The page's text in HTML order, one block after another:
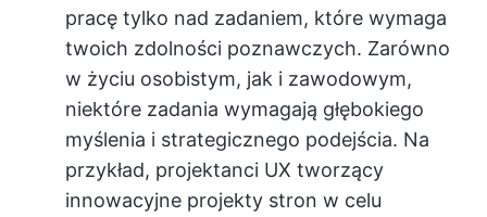
pracę tylko nad zadaniem, które wymaga
twoich zdolności poznawczych. Zarówno
w życiu osobistym, jak i zawodowym,
niektóre zadania wymagają głębokiego
myślenia i strategicznego podejścia. Na
przykład, projektanci UX tworzący
innowacyjne projekty stron w celu